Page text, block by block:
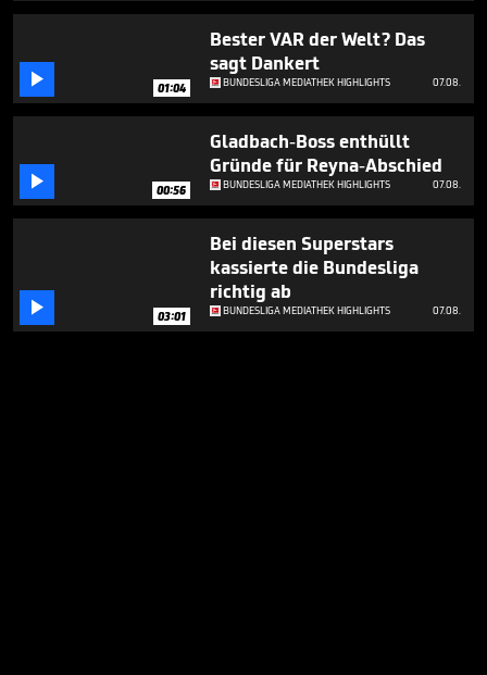
 01:04
Bester VAR der Welt? Das
sagt Dankert
BUNDESLIGA MEDIATHEK HIGHLIGHTS 07.08.
 00:56
Gladbach-Boss enthüllt
Gründe für Reyna-Abschied
BUNDESLIGA MEDIATHEK HIGHLIGHTS 07.08.
 03:01
Bei diesen Superstars
kassierte die Bundesliga
richtig ab
BUNDESLIGA MEDIATHEK HIGHLIGHTS 07.08.